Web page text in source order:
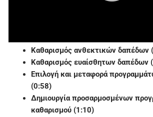
Καθαρισμός ανθεκτικών δαπέδων
Καθαρισμός ευαίσθητων δαπέδων
Επιλογή και μεταφορά
(0:58)
Δημιουργία προσαρμοσμένων
καθαρισμού (1:10)